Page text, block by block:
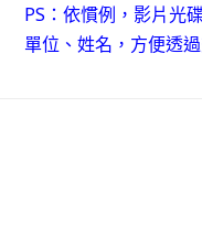
PS：依慣例，影片光
單位、姓名，方便透